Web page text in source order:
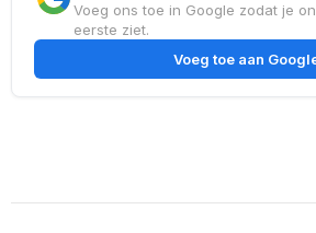
Voeg ons toe in Google zodat je
eerste ziet.
Voeg toe aan